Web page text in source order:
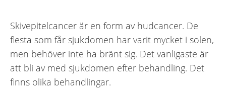
Skivepitelcancer är en form av hudcancer. De
flesta som får sjukdomen har varit mycket i solen,
men behöver inte ha bränt sig. Det vanligaste är
att bli av med sjukdomen efter behandling. Det
finns olika behandlingar.